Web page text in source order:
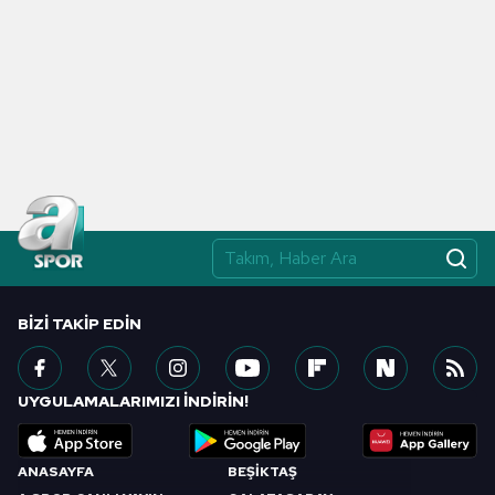
ANASAYFA
BEŞİKTAŞ
BIZI TAKIP EDIN
UYGULAMALARIMIZI İNDİRİN!